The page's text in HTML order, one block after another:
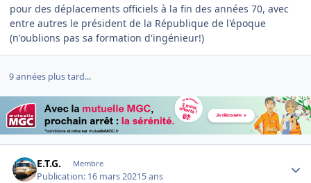
pour des déplacements officiels à la fin des années 70, avec
entre autres le président de la République de l'époque
(n'oublions pas sa formation d'ingénieur!)
9 années plus tard...
E.T.G. Membre
Publication: 16 mars 20215 ans